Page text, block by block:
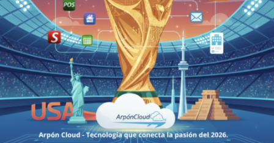
hospedaje
para
el
Mundial
2026
en
México